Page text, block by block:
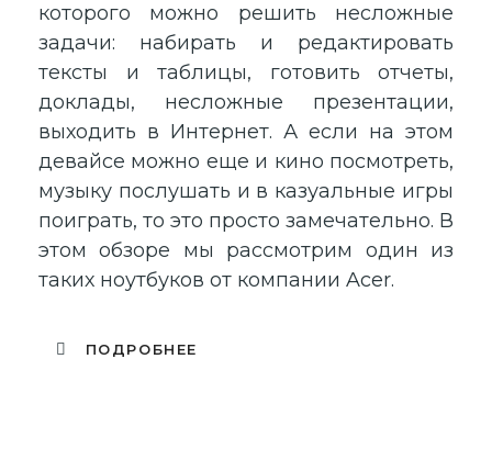
которого можно решить несложные
задачи: набирать и редактировать
тексты и таблицы, готовить отчеты,
доклады, несложные презентации,
выходить в Интернет. А если на этом
девайсе можно еще и кино посмотреть,
музыку послушать и в казуальные игры
поиграть, то это просто замечательно. В
этом обзоре мы рассмотрим один из
таких ноутбуков от компании Acer.
ПОДРОБНЕЕ